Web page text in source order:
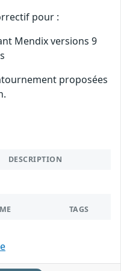
pour :
Mendix versions 9
proposées
DESCRIPTION
TAGS